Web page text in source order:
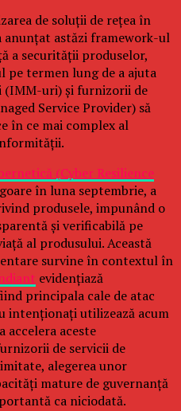
de soluții de rețea în
anunțat astăzi framework-ul
a securității produselor,
pe termen lung de a ajuta
uri) și furnizorii de
Service Provider) să
în ce mai complex al
(Cyber Resilience
în luna septembrie, a
produsele, impunând o
și verificabilă pe
al produsului. Această
survine în contextul în
evidențiază
principala cale de atac
intenționați utilizează acum
aceste
de servicii de
alegerea unor
mature de guvernanță
ca niciodată.